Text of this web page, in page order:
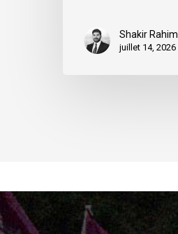
Shakir Rahim
juillet 14, 2026